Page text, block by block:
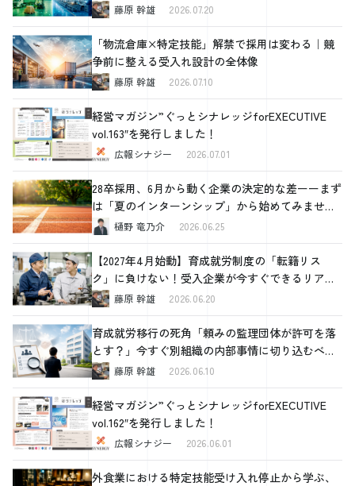
藤原 幹雄 2026.07.20
「物流倉庫×特定技能」解禁で採用は変わる｜競
争前に整える受入れ設計の全体像
藤原 幹雄 2026.07.10
経営マガジン”ぐっとシナレッジforEXECUTIVE
vol.163″を発行しました！
広報シナジー 2026.07.01
28卒採用、6月から動く企業の決定的な差ーーまず
は「夏のインターンシップ」から始めてみません
か
樋野 竜乃介 2026.06.25
【2027年4月始動】育成就労制度の「転籍リス
ク」に負けない！受入企業が今すぐできるリアル
な対策藤原 幹雄 2026.06.20
育成就労移行の死角「頼みの監理団体が許可を落
とす？」今すぐ別組織の内部事情に切り込むべき
理由と、確認すべき4つの重要ポイント
藤原 幹雄 2026.06.10
経営マガジン”ぐっとシナレッジforEXECUTIVE
vol.162″を発行しました！
広報シナジー 2026.06.01
外食業における特定技能受け入れ停止から学ぶ、